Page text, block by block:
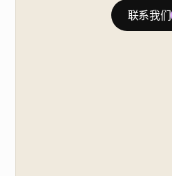
联系我们